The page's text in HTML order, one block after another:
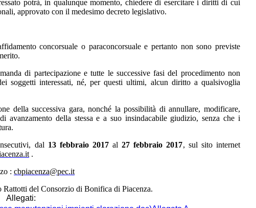
potrà, in qualunque momento, chiedere di esercitare i diritti di cui
approvato con il medesimo decreto legislativo.
concorsuale o paraconcorsuale e pertanto non sono previste
di partecipazione e tutte le successive fasi del procedimento non
soggetti interessati, né, per questi ultimi, alcun diritto a qualsivoglia
della successiva gara, nonché la possibilità di annullare, modificare,
avanzamento della stessa e a suo insindacabile giudizio, senza che i
dal 13 febbraio 2017al27 febbraio 2017, sul sito internet
.
: cbpiacenza@pec.it
Rattotti del Consorzio di Bonifica di Piacenza.
Allegati: